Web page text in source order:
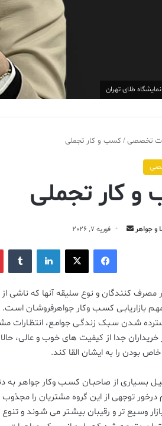
طلای تهران
تخصصی/ کسب و کار تجملی
کار تجملی
و جواهر
ارسال فوریه 7, 2026
فیس بوک X لینکدین
مصرف کنندگان و نوع سلیقه آنها که ناشی از
بازاریابـی کسـب وکار جواهرفروشـان اسـت.
شـدن سـبک زندگـی جوامـع،
خریداران جدا از کیفیت های خوب و عالی،
بودن را به ایشان القا کند.
بسـیاری از صاحبـان کسـب وکار جواهـر
درخور توجهی از این گروه مشتریان را
وسـیع تر و رقیبان بیشـتر می شـوند و تنوع